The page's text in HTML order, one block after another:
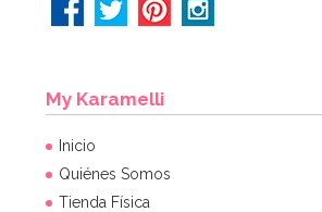
My Karamelli
Inicio
Quiénes Somos
Tienda Física